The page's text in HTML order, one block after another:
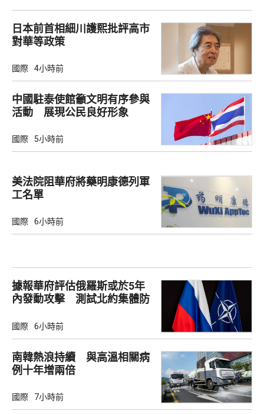
日本前首相細川護熙批評高市
對華等政策
國際 4小時前
中國駐泰使館籲文明有序參與
活動 展現公民良好形象
國際 5小時前
美法院阻華府將藥明康德列軍
工名單
國際 6小時前
據報華府評估俄羅斯或於5年
內發動攻擊 測試北約集體防
國際 6小時前
南韓熱浪持續 與高溫相關病
例十年增兩倍
國際 7小時前